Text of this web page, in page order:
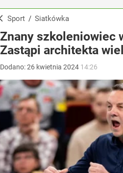
Sport / Siatkówka
Znany szkoleniowiec
Zastąpi architekta
Dodano:26 kwietnia 2024 14:26